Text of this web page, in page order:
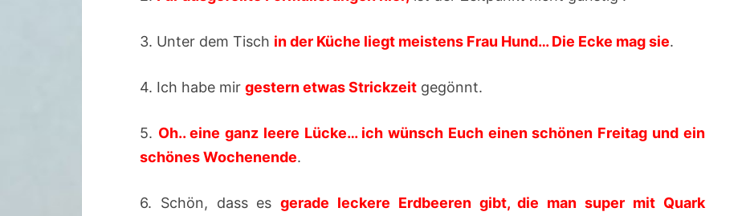
I
F
L
3. Unter dem Tisch in der Küche liegt meistens Frau Hund… Die Ecke mag sie.
4. Ich habe mir gestern etwas Strickzeit gegönnt.
5. Oh.. eine ganz leere Lücke… ich wünsch Euch einen schönen Freitag und ein
schönes Wochenende.
6. Schön, dass esgerade leckere Erdbeeren gibt, die man super mit Quark